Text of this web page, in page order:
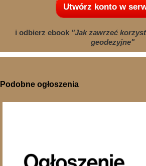
Utwórz konto w
i odbierz ebook "Jak zawrzeć
geodezyjne"
Podobne ogłoszenia